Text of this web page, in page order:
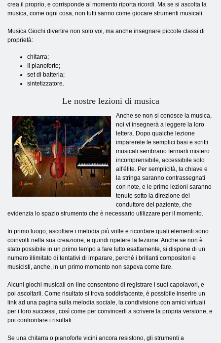
crea il proprio, e corrisponde al momento riporta ricordi. Ma se si ascolta la
musica, come ogni cosa, non tutti sanno come giocare strumenti musicali.
Musica Giochi divertire non solo voi, ma anche insegnare piccole classi di
proprietà:
chitarra;
Il pianoforte;
set di batteria;
sintetizzatore.
Le nostre lezioni di musica
Anche se non si conosce la musica,
noi vi insegnerà a leggere la loro
lettera. Dopo qualche lezione
imparerete le semplici basi e scritti
musicali sembrano fermarti mistero
incomprensibile, accessibile solo
all'élite. Per semplicità, la chiave e
la stringa saranno contrassegnati
con note, e le prime lezioni saranno
tenute sotto la direzione del
conduttore del paziente, che
evidenzia lo spazio strumento che è necessario utilizzare per il momento.
In primo luogo, ascoltare i melodia più volte e ricordare quali elementi sono
coinvolti nella sua creazione, e quindi ripetere la lezione. Anche se non è
stato possibile in un primo tempo a fare tutto esattamente, si dispone di un
numero illimitato di tentativi di imparare, perché i brillanti compositori e
musicisti, anche, in un primo momento non sapeva come fare.
Alcuni giochi musicali on-line consentono di registrare i suoi capolavori, e
poi ascoltarli. Come risultato si trova soddisfacente, è possibile inserire un
link ad una pagina sulla melodia sociale, la condivisione con amici virtuali
per i loro successi, così come per convincerli a scrivere la propria versione, e
poi confrontare i risultati.
Se una chitarra o pianoforte vicini ancora resistono, gli strumenti a